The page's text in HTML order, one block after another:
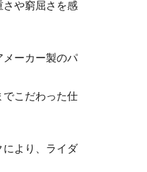
さや窮屈さを感
メーカー製のパ
でこだわった仕
より、ライダ